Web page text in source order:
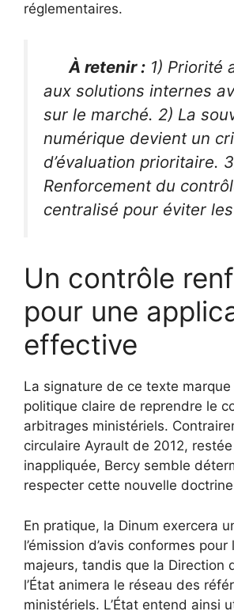
réglementaires.
À retenir :1) Priorité
aux solutions internes
sur le marché. 2) La
numérique devient un
d’évaluation prioritaire.
Renforcement du
centralisé pour éviter
Un contrôle
pour une
effective
La signature de ce texte
politique claire de reprendre le
arbitrages ministériels.
circulaire Ayrault de 2012,
inappliquée, Bercy semble
respecter cette nouvelle
En pratique, la Dinum exercera
l’émission d’avis conformes
majeurs, tandis que la Direction
l’État animera le réseau des
ministériels. L’État entend ainsi